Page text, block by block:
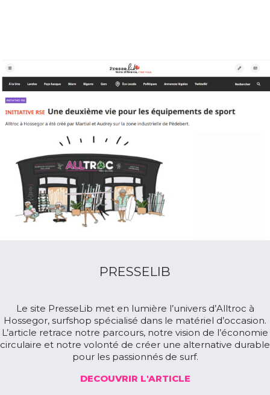
PRESSELIB
Le site PresseLib met en lumière l’univers d’Alltroc à
Hossegor, surfshop spécialisé dans le matériel d’occasion.
L’article retrace notre parcours, notre vision de l’économie
circulaire et notre volonté de créer une alternative durable
pour les passionnés de surf.
DECOUVRIR L'ARTICLE